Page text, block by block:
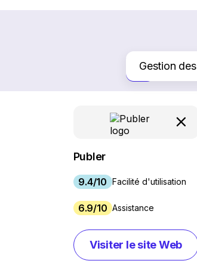
Gestion
Création de
Services
Chat en
Publer
9.4/10 Facilité d'utilisation
6.9/10 Assistance
Visiter le site Web